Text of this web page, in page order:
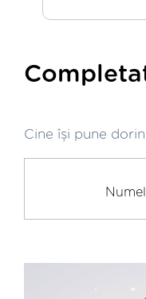
Cine își pune